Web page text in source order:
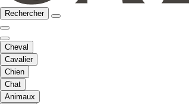
Rechercher
Cheval
Cavalier
Chien
Chat
Animaux